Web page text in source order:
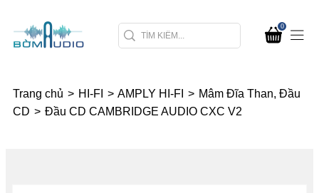
0
Trang chủ > HI-FI > AMPLY HI-FI > Mâm Đĩa Than, Đầu
CD > Đầu CD CAMBRIDGE AUDIO CXC V2